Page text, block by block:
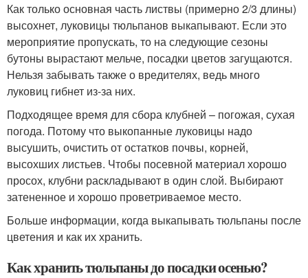
Как только основная часть листвы (примерно 2/3 длины)
высохнет, луковицы тюльпанов выкапывают. Если это
мероприятие пропускать, то на следующие сезоны
бутоны вырастают мельче, посадки цветов загущаются.
Нельзя забывать также о вредителях, ведь много
луковиц гибнет из-за них.
Подходящее время для сбора клубней – погожая, сухая
погода. Потому что выкопанные луковицы надо
высушить, очистить от остатков почвы, корней,
высохших листьев. Чтобы посевной материал хорошо
просох, клубни раскладывают в один слой. Выбирают
затененное и хорошо проветриваемое место.
Больше информации, когда выкапывать тюльпаны после
цветения и как их хранить.
Как хранить тюльпаны до посадки осенью?